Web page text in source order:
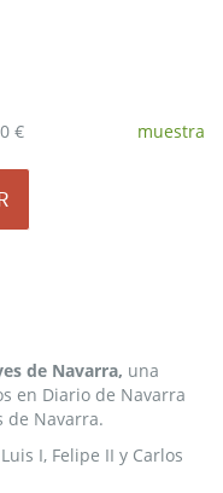
muestra
€
de Navarra, una
en Diario de Navarra
de Navarra.
I, Felipe II y Carlos